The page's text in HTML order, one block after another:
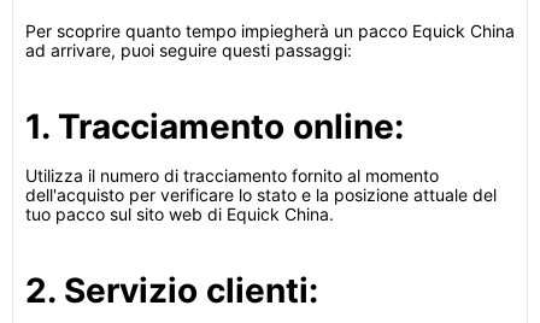
Per scoprire quanto tempo impiegherà un pacco Equick China
ad arrivare, puoi seguire questi passaggi:
1. Tracciamento online:
Utilizza il numero di tracciamento fornito al momento
dell'acquisto per verificare lo stato e la posizione attuale del
tuo pacco sul sito web di Equick China.
2. Servizio clienti: